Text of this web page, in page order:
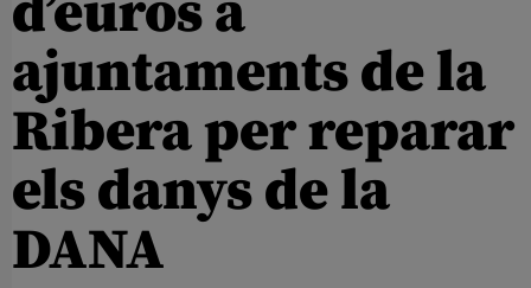
ajuntaments de la
Ribera per reparar
els danys de la
DANA